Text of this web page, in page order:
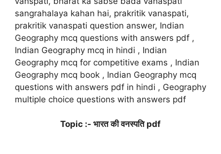
sangrahalaya kahan hai, prakritik vanaspati,
prakritik vanaspati question answer, Indian
Geography mcq questions with answers pdf ,
Indian Geography mcq in hindi , Indian
Geography mcq for competitive exams , Indian
Geography mcq book , Indian Geography mcq
questions with answers pdf in hindi , Geography
multiple choice questions with answers pdf
Topic :- भारत की वनस्पति pdf